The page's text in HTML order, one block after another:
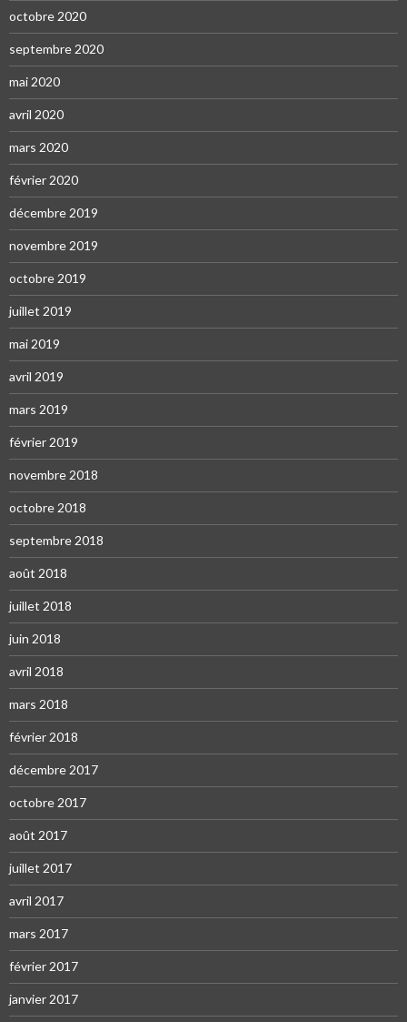
octobre 2020
septembre 2020
mai 2020
avril 2020
mars 2020
février 2020
décembre 2019
novembre 2019
octobre 2019
juillet 2019
mai 2019
avril 2019
mars 2019
février 2019
novembre 2018
octobre 2018
septembre 2018
août 2018
juillet 2018
juin 2018
avril 2018
mars 2018
février 2018
décembre 2017
octobre 2017
août 2017
juillet 2017
avril 2017
mars 2017
février 2017
janvier 2017